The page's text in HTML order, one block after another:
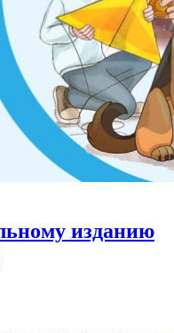
изданию